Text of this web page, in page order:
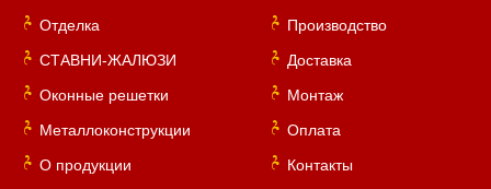
Отделка
СТАВНИ-ЖАЛЮЗИ
Оконные решетки
Металлоконструкции
О продукции
Производство
Доставка
Монтаж
Оплата
Контакты